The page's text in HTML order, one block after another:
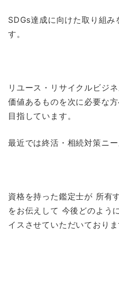
SDGs達成に向けた取り組み
す。
リユース・リサイクルビジ
価値あるものを次に必要な
目指しています。
最近では終活・相続対策ニー
資格を持った鑑定士が 所有
をお伝えして 今後どのよう
イスさせていただいておりま